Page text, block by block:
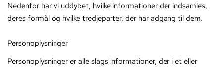
Nedenfor har vi uddybet, hvilke informationer der indsamles,
deres formål og hvilke tredjeparter, der har adgang til dem.
Personoplysninger
Personoplysninger er alle slags informationer, der i et eller